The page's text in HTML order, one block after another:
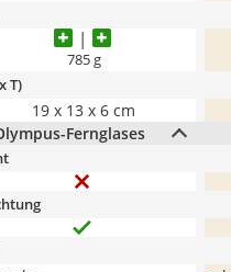
785 g
T)
19 x 13 x 6 cm
Fernglases